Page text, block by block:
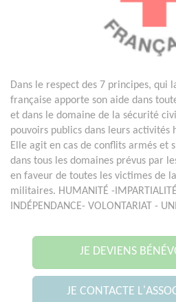
Dans le respect des 7 principes, qui
française apporte son aide dans
et dans le domaine de la sécurité
pouvoirs publics dans leurs activités
Elle agit en cas de conflits armés et
dans tous les domaines prévus par
en faveur de toutes les victimes de
militaires. HUMANITÉ -
INDÉPENDANCE- VOLONTARIAT -
JE DEVIENS
JE CONTACTE